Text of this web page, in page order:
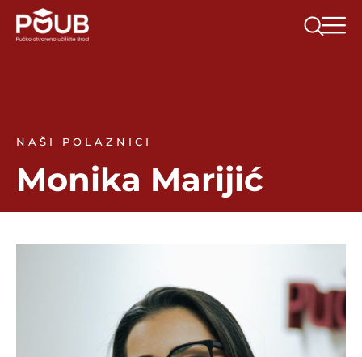
NAŠI POLAZNICI
Monika Marijić